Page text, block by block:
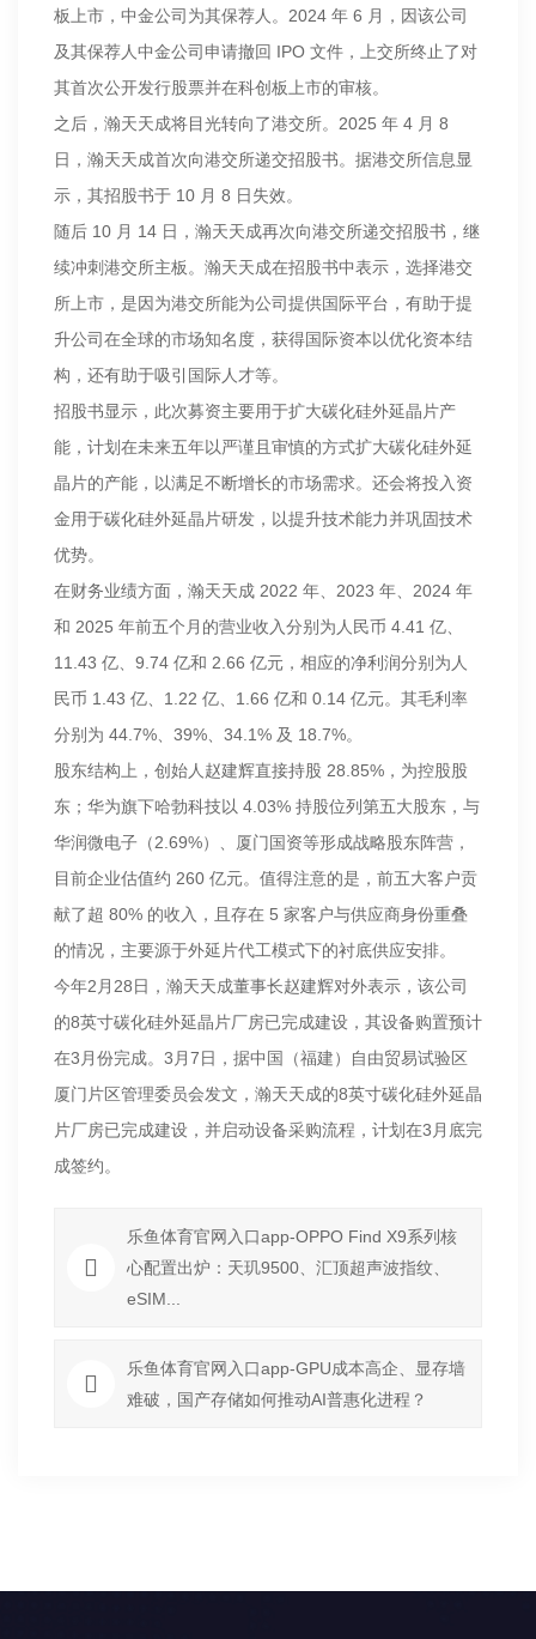
板上市，中金公司为其保荐人。2024 年 6 月，因该公司
及其保荐人中金公司申请撤回 IPO 文件，上交所终止了对
其首次公开发行股票并在科创板上市的审核。
之后，瀚天天成将目光转向了港交所。2025 年 4 月 8
日，瀚天天成首次向港交所递交招股书。据港交所信息显
示，其招股书于 10 月 8 日失效。
随后 10 月 14 日，瀚天天成再次向港交所递交招股书，继
续冲刺港交所主板。瀚天天成在招股书中表示，选择港交
所上市，是因为港交所能为公司提供国际平台，有助于提
升公司在全球的市场知名度，获得国际资本以优化资本结
构，还有助于吸引国际人才等。
招股书显示，此次募资主要用于扩大碳化硅外延晶片产
能，计划在未来五年以严谨且审慎的方式扩大碳化硅外延
晶片的产能，以满足不断增长的市场需求。还会将投入资
金用于碳化硅外延晶片研发，以提升技术能力并巩固技术
优势。
在财务业绩方面，瀚天天成 2022 年、2023 年、2024 年
和 2025 年前五个月的营业收入分别为人民币 4.41 亿、
11.43 亿、9.74 亿和 2.66 亿元，相应的净利润分别为人
民币 1.43 亿、1.22 亿、1.66 亿和 0.14 亿元。其毛利率
分别为 44.7%、39%、34.1% 及 18.7%。
股东结构上，创始人赵建辉直接持股 28.85%，为控股股
东；华为旗下哈勃科技以 4.03% 持股位列第五大股东，与
华润微电子（2.69%）、厦门国资等形成战略股东阵营，
目前企业估值约 260 亿元。值得注意的是，前五大客户贡
献了超 80% 的收入，且存在 5 家客户与供应商身份重叠
的情况，主要源于外延片代工模式下的衬底供应安排。
今年2月28日，瀚天天成董事长赵建辉对外表示，该公司
的8英寸碳化硅外延晶片厂房已完成建设，其设备购置预计
在3月份完成。3月7日，据中国（福建）自由贸易试验区
厦门片区管理委员会发文，瀚天天成的8英寸碳化硅外延晶
片厂房已完成建设，并启动设备采购流程，计划在3月底完
成签约。
乐鱼体育官网入口app-OPPO Find X9系列核
心配置出炉：天玑9500、汇顶超声波指纹、
eSIM...
乐鱼体育官网入口app-GPU成本高企、显存墙
难破，国产存储如何推动AI普惠化进程？